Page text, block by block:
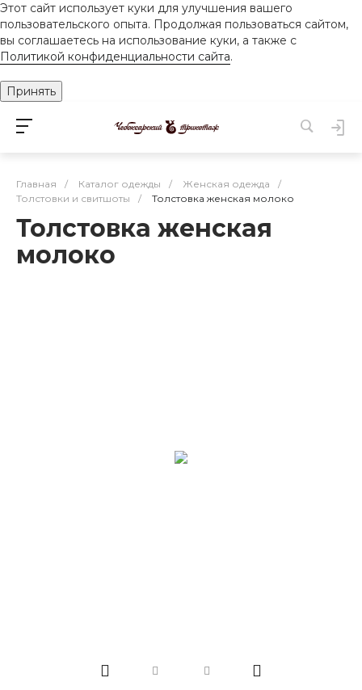
Этот сайт использует куки для улучшения вашего
пользовательского опыта. Продолжая пользоваться сайтом,
вы соглашаетесь на использование куки, а также с
Политикой конфиденциальности сайта.
Принять
Главная / Каталог одежды / Женская одежда
/
Толстовки и свитшоты
/ Толстовка женская молоко
Толстовка женская
молоко